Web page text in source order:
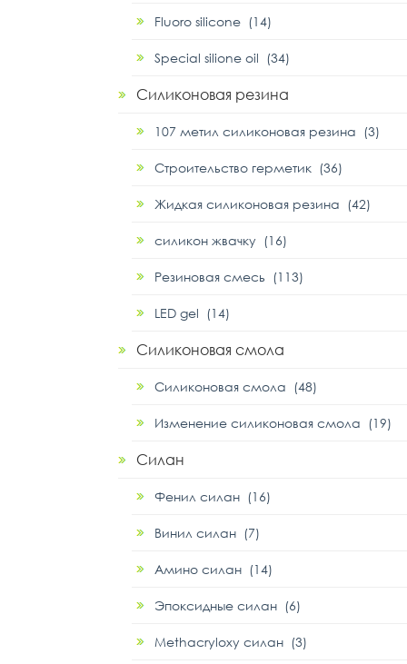
Fluoro silicone (14)
Special silione oil (34)
Силиконовая резина
107 метил силиконовая резина (3)
Строительство герметик (36)
Жидкая силиконовая резина (42)
силикон жвачку (16)
Резиновая смесь (113)
LED gel (14)
Силиконовая смола
Силиконовая смола (48)
Изменение силиконовая смола (19)
Силан
Фенил силан (16)
Винил силан (7)
Амино силан (14)
Эпоксидные силан (6)
Methacryloxy силан (3)